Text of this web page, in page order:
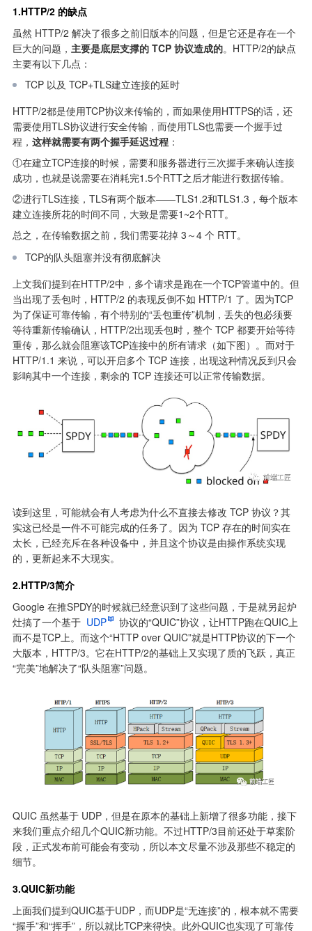
1.HTTP/2 的缺点
虽然 HTTP/2 解决了很多之前旧版本的问题，但是它还是存在一个
巨大的问题， 主要是底层支撑的 TCP 协议造成的。HTTP/2的缺点
主要有以下几点：
TCP 以及 TCP+TLS建立连接的延时
HTTP/2都是使用TCP协议来传输的，而如果使用HTTPS的话，还
需要使用TLS协议进行安全传输，而使用TLS也需要一个握手过
程， 这样就需要有两个握手延迟过程 ：
①在建立TCP连接的时候，需要和服务器进行三次握手来确认连接
成功，也就是说需要在消耗完1.5个RTT之后才能进行数据传输。
②进行TLS连接，TLS有两个版本——TLS1.2和TLS1.3，每个版本
建立连接所花的时间不同，大致是需要1~2个RTT。
总之，在传输数据之前，我们需要花掉 3～4 个 RTT。
TCP的队头阻塞并没有彻底解决
上文我们提到在HTTP/2中，多个请求是跑在一个TCP管道中的。但
当出现了丢包时，HTTP/2 的表现反倒不如 HTTP/1 了。因为TCP
为了保证可靠传输，有个特别的“丢包重传”机制，丢失的包必须要
等待重新传输确认，HTTP/2出现丢包时，整个 TCP 都要开始等待
重传，那么就会阻塞该TCP连接中的所有请求（如下图）。而对于
HTTP/1.1 来说，可以开启多个 TCP 连接，出现这种情况反到只会
影响其中一个连接，剩余的 TCP 连接还可以正常传输数据。
读到这里，可能就会有人考虑为什么不直接去修改 TCP 协议？其
实这已经是一件不可能完成的任务了。因为 TCP 存在的时间实在
太长，已经充斥在各种设备中，并且这个协议是由操作系统实现
的，更新起来不大现实。
2.HTTP/3简介
Google 在推SPDY的时候就已经意识到了这些问题，于是就另起炉
灶搞了一个基于 UDP
协议的“QUIC”协议，让HTTP跑在QUIC上
而不是TCP上。而这个“HTTP over QUIC”就是HTTP协议的下一个
大版本，HTTP/3。它在HTTP/2的基础上又实现了质的飞跃，真正
“完美”地解决了“队头阻塞”问题。
QUIC 虽然基于 UDP，但是在原本的基础上新增了很多功能，接下
来我们重点介绍几个QUIC新功能。不过HTTP/3目前还处于草案阶
段，正式发布前可能会有变动，所以本文尽量不涉及那些不稳定的
细节。
3.QUIC新功能
上面我们提到QUIC基于UDP，而UDP是“无连接”的，根本就不需要
“握手”和“挥手”，所以就比TCP来得快。此外QUIC也实现了可靠传